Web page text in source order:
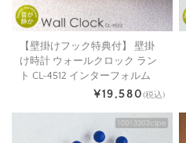
【壁掛けフック特典付】 壁掛
け時計 ウォールクロック ラン
ト CL-4512 インターフォルム
¥19,580(税込)